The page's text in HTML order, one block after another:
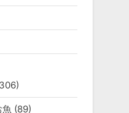
魚 (89)